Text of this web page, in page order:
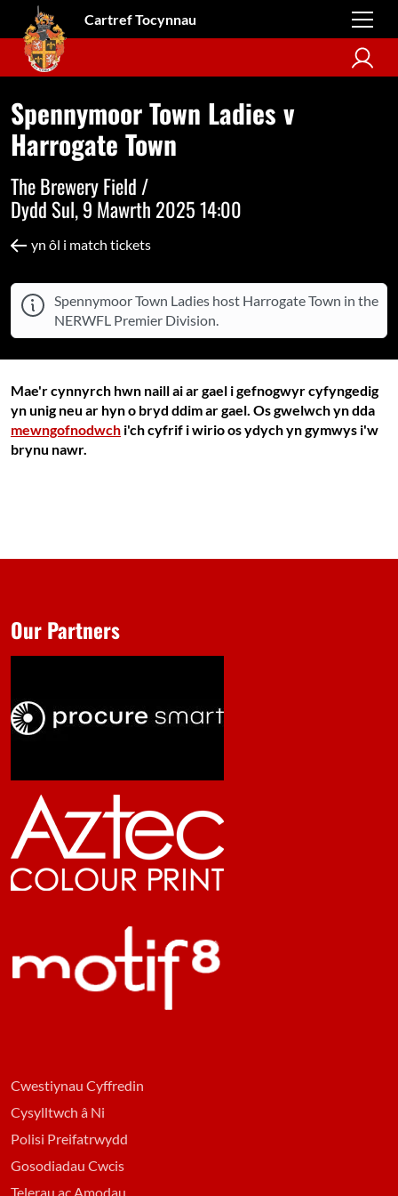
Cartref Tocynnau
Spennymoor Town Ladies v
Harrogate Town
The Brewery Field /
Dydd Sul, 9 Mawrth 2025 14:00
yn ôl i match tickets
Spennymoor Town Ladies host Harrogate Town in the
NERWFL Premier Division.
Mae'r cynnyrch hwn naill ai ar gael i gefnogwyr cyfyngedig
yn unig neu ar hyn o bryd ddim ar gael. Os gwelwch yn dda
mewngofnodwch i'ch cyfrif i wirio os ydych yn gymwys i'w
brynu nawr.
Cwestiynau Cyffredin
Cysylltwch â Ni
Polisi Preifatrwydd
Gosodiadau Cwcis
Telerau ac Amodau
Our Partners